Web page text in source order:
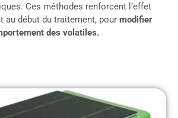
Ces méthodes renforcent l’effet
au début du traitement, pour modifier
des volatiles.